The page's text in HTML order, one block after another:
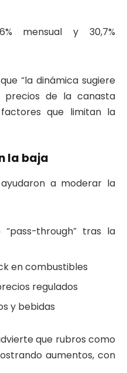
mensual y 30,7%
“la dinámica sugiere
precios de la canasta
que limitan la
la baja
a moderar la
through” tras la
en combustibles
regulados
y bebidas
que rubros como
aumentos, con